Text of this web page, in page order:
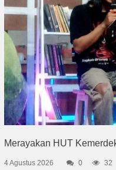
Merayakan HUT
4 Agustus 2026 0 32